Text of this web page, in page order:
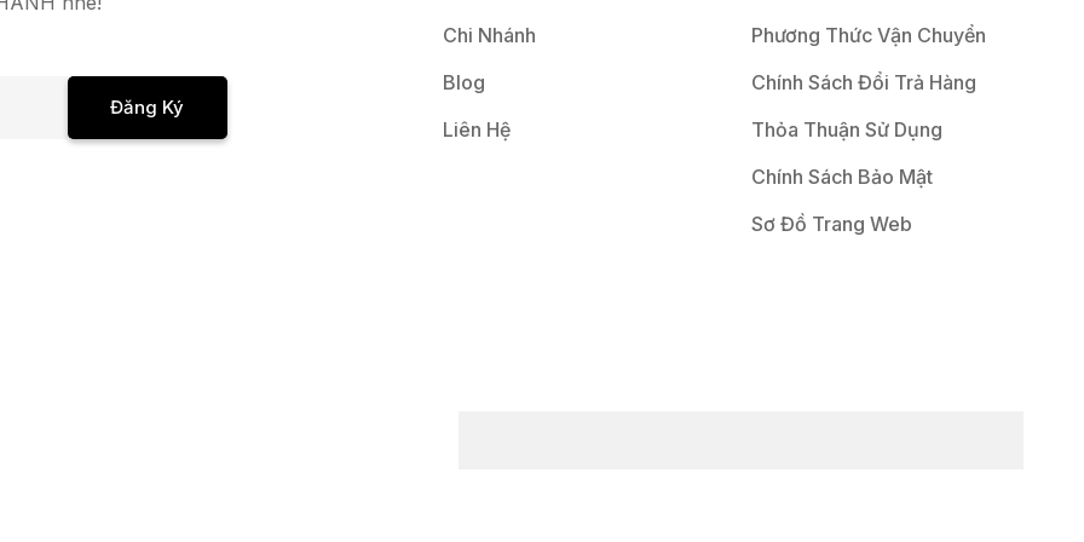
Đăng Ký
Chi Nhánh
Blog
Liên Hệ
Phương Thức Vận Chuyển
Chính Sách Đổi Trả Hàng
Thỏa Thuận Sử Dụng
Chính Sách Bảo Mật
Sơ Đồ Trang Web